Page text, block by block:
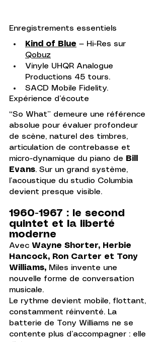
Enregistrements essentiels
Kind of Blue — Hi-Res sur
Qobuz
Vinyle UHQR Analogue
Productions 45 tours.
SACD Mobile Fidelity.
Expérience d’écoute
“So What” demeure une référence
absolue pour évaluer profondeur
de scène, naturel des timbres,
articulation de contrebasse et
micro-dynamique du piano de Bill
Evans. Sur un grand système,
l’acoustique du studio Columbia
devient presque visible.
1960-1967 : le second
quintet et la liberté
moderne
Avec Wayne Shorter, Herbie
Hancock, Ron Carter et Tony
Williams, Miles invente une
nouvelle forme de conversation
musicale.
Le rythme devient mobile, flottant,
constamment réinventé. La
batterie de Tony Williams ne se
contente plus d’accompagner : elle